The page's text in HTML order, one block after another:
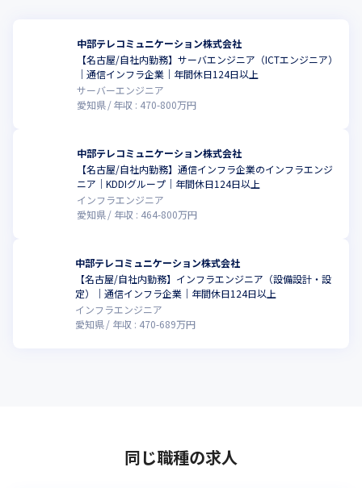
中部テレコミュニケーション株式会社
【名古屋/自社内勤務】サーバエンジニア（ICTエンジニア）
｜通信インフラ企業｜年間休日124日以上
サーバーエンジニア
愛知県
年収 : 470-800万円
中部テレコミュニケーション株式会社
【名古屋/自社内勤務】通信インフラ企業のインフラエンジ
ニア｜KDDIグループ｜年間休日124日以上
インフラエンジニア
愛知県
年収 : 464-800万円
中部テレコミュニケーション株式会社
【名古屋/自社内勤務】インフラエンジニア（設備設計・設
定）｜通信インフラ企業｜年間休日124日以上
インフラエンジニア
愛知県
年収 : 470-689万円
同じ職種の求人